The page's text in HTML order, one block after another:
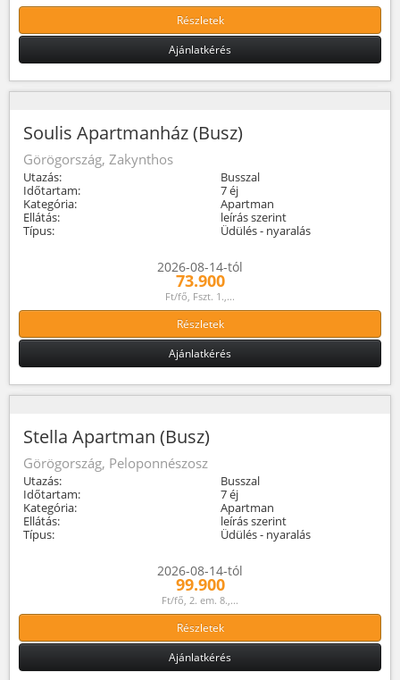
Részletek
Ajánlatkérés
Soulis Apartmanház (Busz)
Görögország, Zakynthos
Utazás:
Busszal
Időtartam:
7 éj
Kategória:
Apartman
Ellátás:
leírás szerint
Típus:
Üdülés - nyaralás
2026-08-14-tól
73.900
Ft/fő, Fszt. 1.,...
Részletek
Ajánlatkérés
Stella Apartman (Busz)
Görögország, Peloponnészosz
Utazás:
Busszal
Időtartam:
7 éj
Kategória:
Apartman
Ellátás:
leírás szerint
Típus:
Üdülés - nyaralás
2026-08-14-tól
99.900
Ft/fő, 2. em. 8.,...
Részletek
Ajánlatkérés